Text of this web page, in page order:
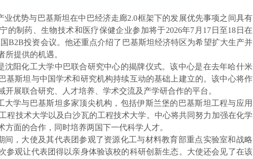
业优势与巴基斯坦在中巴经济走廊2.0框架下的发展优先事项之间具有
的制药、生物技术和医疗保健企业参加将于2026年7月17日至18日在
B2B投资会议。他还重点介绍了巴基斯坦经济特区为希望扩大生产并
所提供的机遇。
沈阳化工大学中巴联合研究中心的揭牌仪式。该中心是在去年哈什米
基斯坦与中国学术和研究机构持续互动的基础上建立的。该中心将作
开展联合研究、人才培养、学术交流及产学研合作的平台。
大学与巴基斯坦多家顶尖机构，包括伊斯兰堡的巴基斯坦工程与应用
程技术大学以及白沙瓦的工程技术大学。中心将共同努力加强在化学
方面的合作，同时培养两国下一代科学人才。
间，大使及其代表团参观了资源化工与材料教育部重点实验室和战略
参观让代表团得以亲身体验该校的科研创新生态。大使还会见了在该